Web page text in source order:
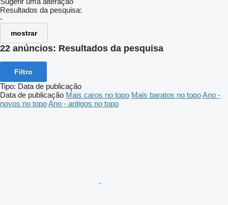
Resultados da pesquisa:
-
mostrar
22 anúncios: Resultados da pesquisa
Filtro
Tipo: Data de publicação
Data de publicação Mais caros no topo Mais baratos no topoAno -
novos no topoAno - antigos no topo